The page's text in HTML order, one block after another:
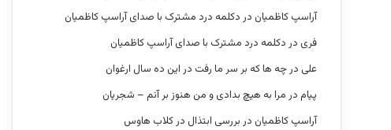
آراسپ کاظمیان در دکلمه درد مشترک با صدای آراسپ کاظمیان
فری در دکلمه درد مشترک با صدای آراسپ کاظمیان
علی درچه ها که بر سر ما رفت در این ده سال ارغوان
پیام در مرا به هیچ بدادی و من هنوز بر آنم – شجریان
آراسپ کاظمیان در بررسی ابتذال در کلاب هاوس